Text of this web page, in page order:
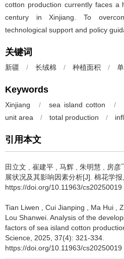
cotton production currently faces a
century in Xinjiang. To
technological support and policy
关键词
新疆 / 长绒棉 / 种植面积 /
Keywords
Xinjiang / sea island cotton /
unit area
/ total production /
引用本文
田立文 崔建平 马辉 朱明慧 房彦
展状况及其影响因素分析[J]. 棉花学
https://doi.org/10.11963/cs20250019
Tian Liwen Cui Jianping Ma Hui
Lou Shanwei Analysis of the
factors of sea island cotton
Science, 2025, 37(4): 321-334.
https://doi.org/10.11963/cs20250019